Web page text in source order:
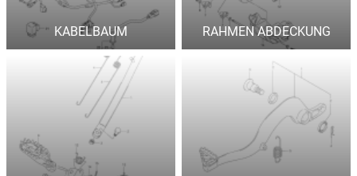
KABELBAUM RAHMEN ABDECKUNG